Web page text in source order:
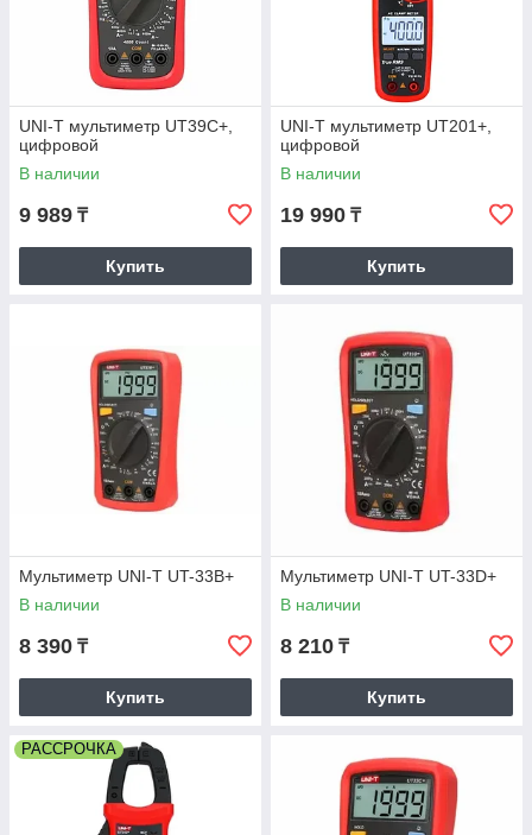
UNI-T мультиметр UT39C+,
цифровой
В наличии
9 989 ₸
Купить
UNI-T мультиметр UT201+,
цифровой
В наличии
19 990 ₸
Купить
Мультиметр UNI-T UT-33B+
В наличии
8 390 ₸
Купить
Мультиметр UNI-T UT-33D+
В наличии
8 210 ₸
Купить
РАССРОЧКА